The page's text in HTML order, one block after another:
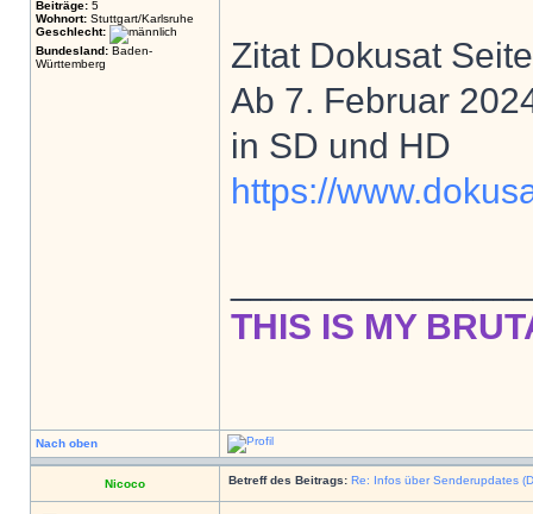
Beiträge: 5
Wohnort: Stuttgart/Karlsruhe
Geschlecht:
Bundesland: Baden-
Württemberg
Zitat Dokusat
Ab 7. Februar
in SD und HD
https://
THIS IS MY
Nach oben
Nicoco Betreff des Beitrags: Re: Infos über Senderupdates